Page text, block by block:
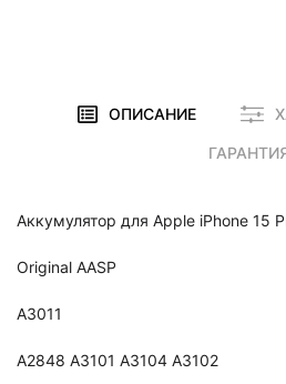
ОПИСАНИЕ
Аккумулятор для Apple iPhone 15
Original AASP
A3011
A2848 A3101 A3104 A3102